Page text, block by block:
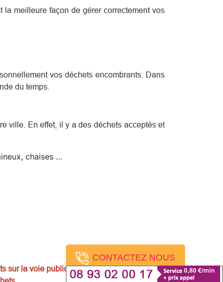
CONTACTEZ NOUS
meilleure façon de gérer correctement vos
vos déchets encombrants. Dans
du temps.
ville. En effet, il y a des déchets acceptés et
chaises …
sur la voie publique. La mise en garde, les